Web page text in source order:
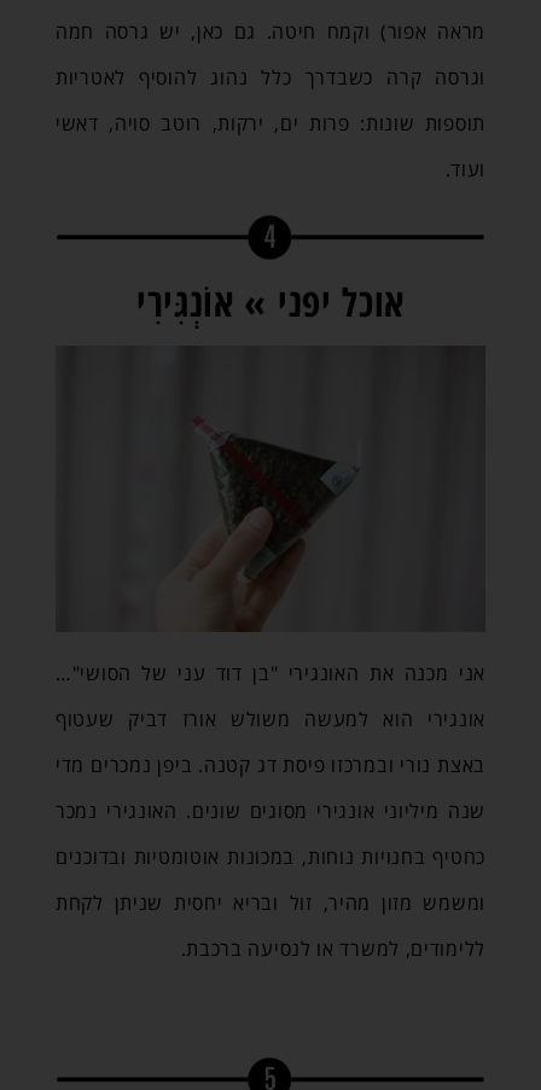
מראה אפור) וקמח חיטה. גם כאן, יש גרסה חמה
וגרסה קרה כשבדרך כלל נהוג להוסיף לאטריות
תוספות שונות: פרות ים, ירקות, רוטב סויה, דאשי
ועוד.
אוכל יפני » אוֹנְגִּירִי
אני מכנה את האונגירי "בן דוד עני של הסושי"…
אונגירי הוא למעשה משולש אורז דביק שעטוף
באצת נורי ובמרכזו פיסת דג קטנה. ביפן נמכרים מדי
שנה מיליוני אונגירי מסוגים שונים. האונגירי נמכר
כחטיף בחנויות נוחות, במכונות אוטומטיות ובדוכנים
ומשמש מזון מהיר, זול ובריא יחסית שניתן לקחת
ללימודים, למשרד או לנסיעה ברכבת.